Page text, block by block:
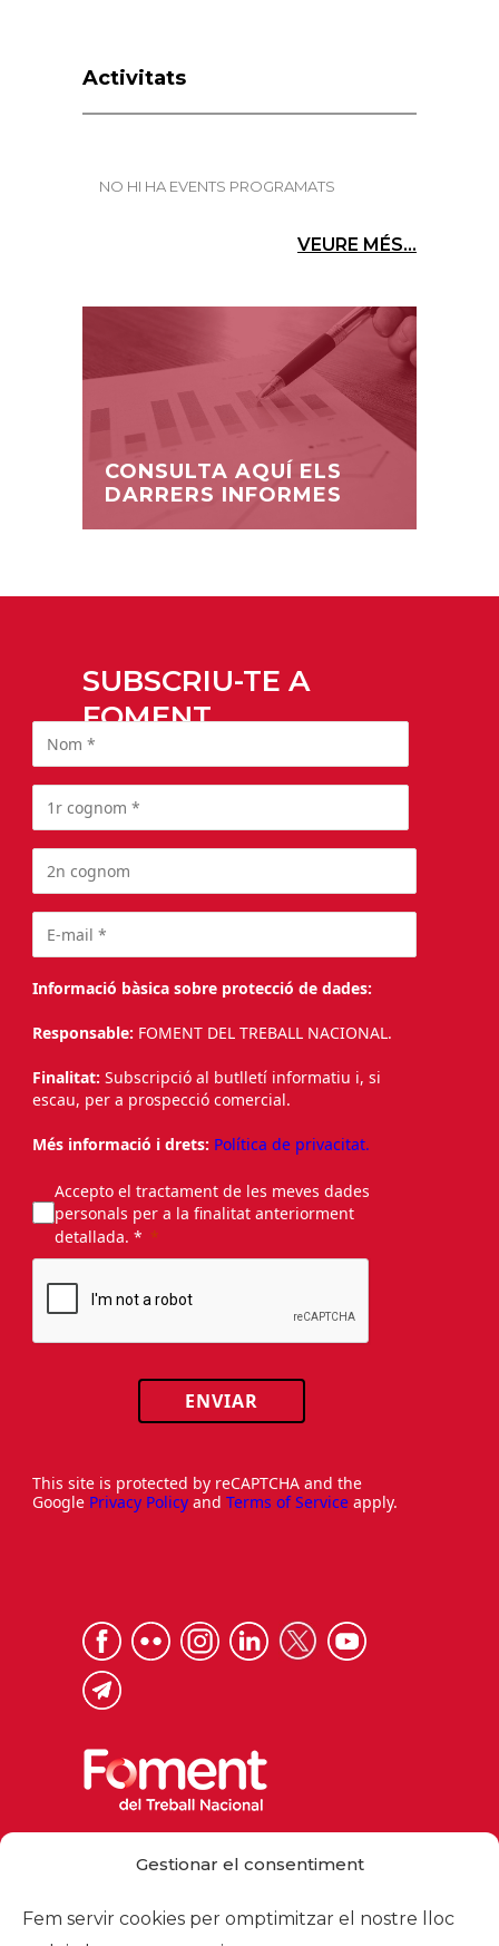
Gestionar el consentiment
Fem servir cookies per omptimitzar el nostre lloc
Activitats
NO HI HA EVENTS PROGRAMATS
VEURE MÉS...
CONSULTA AQUÍ ELS
DARRERS INFORMES
SUBSCRIU-TE A
FOMENT
Informació bàsica sobre protecció de dades:
Responsable: FOMENT DEL TREBALL NACIONAL.
Finalitat: Subscripció al butlletí informatiu i, si
escau, per a prospecció comercial.
Més informació i drets: Política de privacitat.
Accepto el tractament de les meves dades
personals per a la finalitat anteriorment
detallada. *
ENVIAR
This site is protected by reCAPTCHA and the
Google Privacy Policy and Terms of Service apply.
foment@foment.com